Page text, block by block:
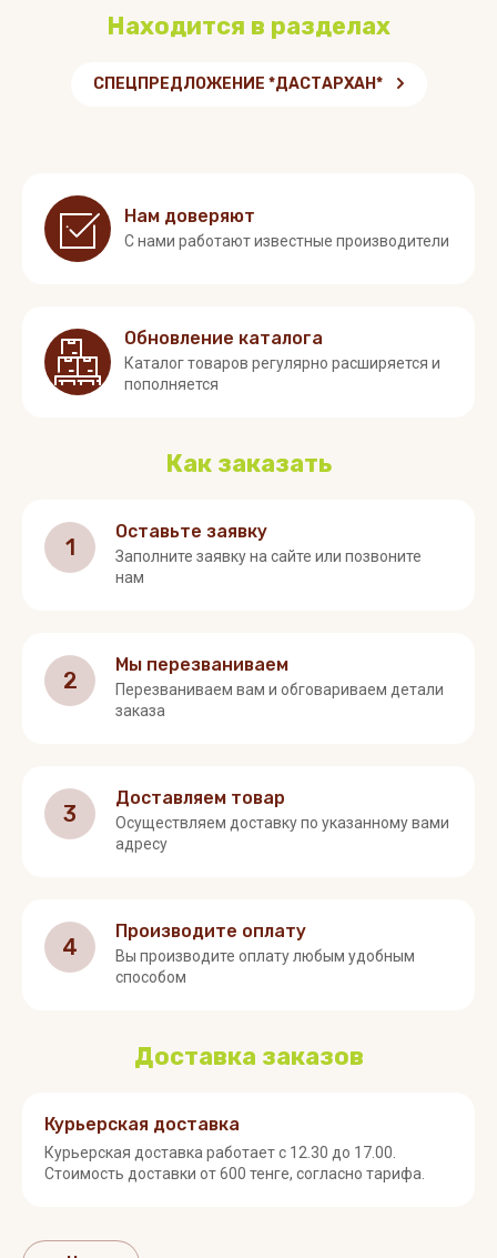
Находится в разделах
СПЕЦПРЕДЛОЖЕНИЕ *ДАСТАРХАН*
Нам доверяют
С нами работают известные производители
Обновление каталога
Каталог товаров регулярно расширяется и
пополняется
Как заказать
1
Оставьте заявку
Заполните заявку на сайте или позвоните
нам
2
Мы перезваниваем
Перезваниваем вам и обговариваем детали
заказа
3
Доставляем товар
Осуществляем доставку по указанному вами
адресу
4
Производите оплату
Вы производите оплату любым удобным
способом
Доставка заказов
Курьерская доставка
Курьерская доставка работает с 12.30 до 17.00.
Стоимость доставки от 600 тенге, согласно тарифа.